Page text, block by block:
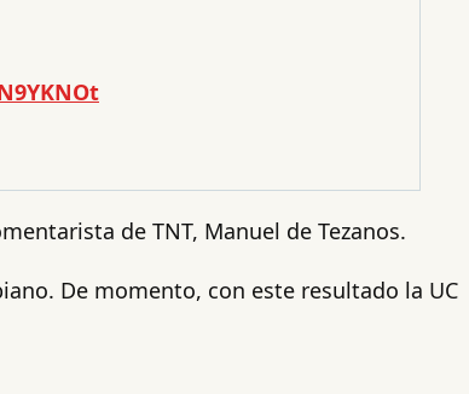
de TNT, Manuel de Tezanos.
De momento, con este resultado la UC